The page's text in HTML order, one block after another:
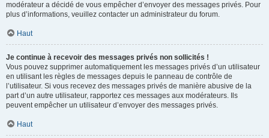
modérateur a décidé de vous empêcher d’envoyer des messages privés. Pour
plus d’informations, veuillez contacter un administrateur du forum.
Haut
Je continue à recevoir des messages privés non sollicités !
Vous pouvez supprimer automatiquement les messages privés d’un utilisateur
en utilisant les règles de messages depuis le panneau de contrôle de
l’utilisateur. Si vous recevez des messages privés de manière abusive de la
part d’un autre utilisateur, rapportez ces messages aux modérateurs. Ils
peuvent empêcher un utilisateur d’envoyer des messages privés.
Haut